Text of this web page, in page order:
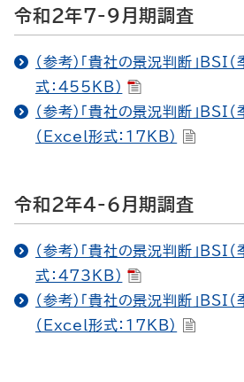
令和2年7-9月期調査
（参考）「貴社の景況判断」BSI
式：455KB）
（参考）「貴社の景況判断」BSI
（Excel形式：17KB）
令和2年4-6月期調査
（参考）「貴社の景況判断」BSI
式：473KB）
（参考）「貴社の景況判断」BSI
（Excel形式：17KB）